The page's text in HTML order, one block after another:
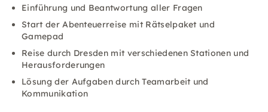
Einführung und Beantwortung aller Fragen
Start der Abenteuerreise mit Rätselpaket und
Gamepad
Reise durch Dresden mit verschiedenen Stationen und
Herausforderungen
Lösung der Aufgaben durch Teamarbeit und
Kommunikation